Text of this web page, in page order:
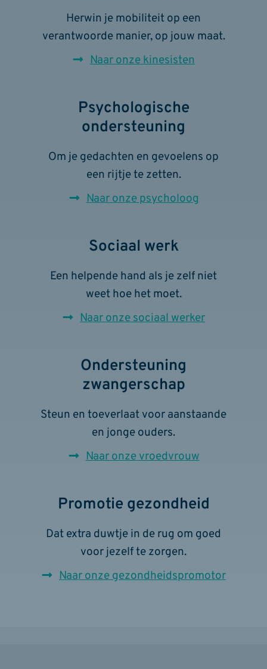
Herwin je mobiliteit op een
verantwoorde manier, op jouw maat.
Naar onze kinesisten
Psychologische
ondersteuning
Om je gedachten en gevoelens op
een rijtje te zetten.
Naar onze psycholoog
Sociaal werk
Een helpende hand als je zelf niet
weet hoe het moet.
Naar onze sociaal werker
Ondersteuning
zwangerschap
Steun en toeverlaat voor aanstaande
en jonge ouders.
Naar onze vroedvrouw
Promotie gezondheid
Dat extra duwtje in de rug om goed
voor jezelf te zorgen.
Naar onze gezondheidspromotor